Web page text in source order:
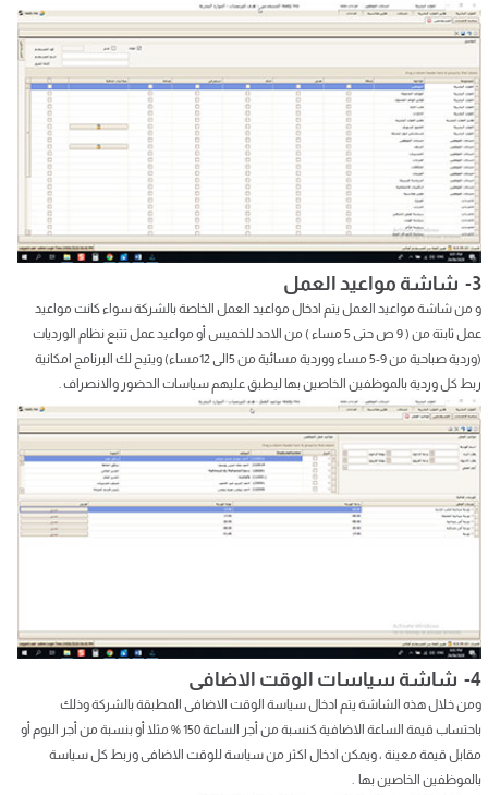
3- شاشة مواعيد العمل
و من شاشة مواعيد العمل يتم ادخال مواعيد العمل الخاصة بالشركة سواء كانت مواعيد
عمل ثابتة من ( 9 ص حتى 5 مساء ) من الاحد للخميس أو مواعيد عمل تتبع نظام الورديات
(وردية صباحية من 9-5 مساء ووردية مسائية من 5الى 12مساء) ويتيح لك البرنامج امكانية
ربط كل وردية بالموظفين الخاصين بها ليطبق عليهم سياسات الحضور والانصراف .
4- شاشة سياسات الوقت الاضافى
ومن خلال هذه الشاشة يتم ادخال سياسة الوقت الاضافى المطبقة بالشركة وذلك
باحتساب قيمة الساعة الاضافية كنسبة من أجر الساعة 150 % مثلا أو بنسبة من أجر اليوم أو
مقابل قيمة معينة ، ويمكن ادخال اكثر من سياسة للوقت الاضافى وربط كل سياسة
بالموظفين الخاصين بها .